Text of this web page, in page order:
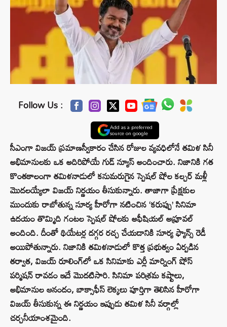
Follow Us :
Add as a preferred
source on google
సీఎంగా విజయ్ ప్రమాణస్వీకారం చేసిన రోజుల వ్యవధిలోనే తమిళ సినీ
అభిమానులకు ఒక అదిరిపోయే గుడ్ న్యూస్ అందించారు. నిజానికి గత
కొంతకాలంగా తమిళనాడులో కనుమరుగైన స్పెషల్ షోల కల్చర్ మళ్లీ
మొదలయ్యేలా విజయ్ నిర్ణయం తీసుకున్నారు. తాజాగా ప్రేక్షకుల
ముందుకు రాబోతున్న సూర్య హీరోగా నటించిన ‘కరుప్పు’ సినిమా
ఉదయం తొమ్మిది గంటల స్పెషల్ షోలకు అఫీషియల్ అప్రూవల్
అందింది. దీంతో థియేటర్ల దగ్గర రచ్చ చేయడానికి సూర్య ఫ్యాన్స్ రెడీ
అయిపోతున్నారు. నిజానికి తమిళనాడులో కొత్త ప్రభుత్వం ఏర్పడిన
తర్వాత, విజయ్ రూలింగ్‌లో ఒక సినిమాకు ఎర్లీ మార్నింగ్ షోస్
పర్మిషన్ రావడం ఇదే మొదటిసారి. సినిమా పరిశ్రమ కష్టాలు,
అభిమానుల ఆనందం, బాక్సాఫీస్ లెక్కలు పూర్తిగా తెలిసిన హీరోగా
విజయ్ తీసుకున్న ఈ నిర్ణయం ఇప్పుడు తమిళ సినీ వర్గాల్లో
చర్చనీయాంశమైంది.